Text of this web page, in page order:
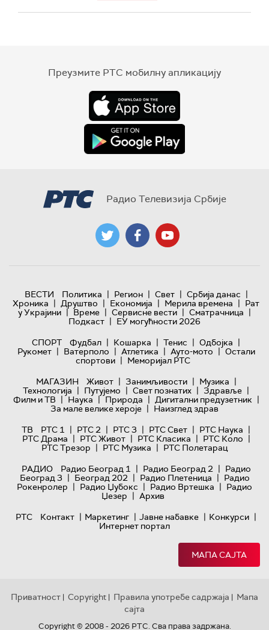
Преузмите РТС мобилну апликацију
Радио Телевизија Србије
ВЕСТИ Политика | Регион | Свет | Србија данас |
Хроника | Друштво | Економија | Мерила времена | Рат
у Украјини | Време | Сервисне вести | Сматрачница |
Подкаст | ЕУ могућности 2026
СПОРТ
Фудбал | Кошарка | Тенис | Одбојка |
Рукомет | Ватерполо | Атлетика | Ауто-мото | Остали
спортови | Меморијал РТС
МАГАЗИН
Живот | Занимљивости | Музика |
Технологијa | Путујемо | Свет познатих | Здравље |
Филм и ТВ | Наука | Природа | Дигитални предузетник |
За мале велике хероје | Наизглед здрав
ТВ
РТС 1 | РТС 2 | РТС 3 | РТС Свет | РТС Наука |
РТС Драма | РТС Живот | РТС Класика | РТС Коло |
РТС Трезор | РТС Музика | РТС Полетарац
РАДИО
Радио Београд 1 | Радио Београд 2 | Радио
Београд 3 | Београд 202 | Радио Плетеница | Радио
Рокенролер | Радио Џубокс | Радио Вртешка | Радио
Џезер | Архив
РТС
Контакт | Маркетинг | Јавне набавке | Конкурси |
Интернет портал
МАПА САЈТА
Приватност | Copyright | Правила употребе садржаја | Мапа
сајта
Copyright © 2008 - 2026 РТС. Сва права задржана.